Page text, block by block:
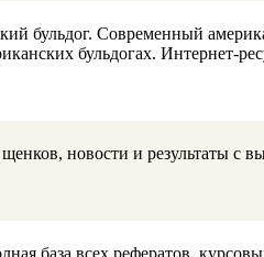
бульдог. Современный
бульдогах. Интернет-
новости и результаты с
база всех рефератов,